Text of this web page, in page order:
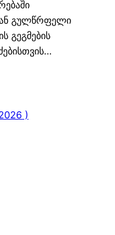
გულწრფელი
გეგმების